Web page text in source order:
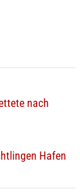
nach
Hafen